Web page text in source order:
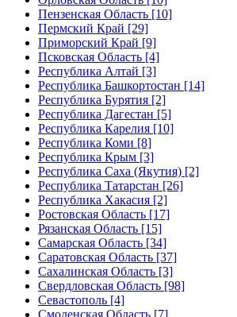
Пензенская Область [10]
Пермский Край [29]
Приморский Край [9]
Псковская Область [4]
Республика Алтай [3]
Республика Башкортостан [14]
Республика Бурятия [2]
Республика Дагестан [5]
Республика Карелия [10]
Республика Коми [8]
Республика Крым [3]
Республика Саха (Якутия) [2]
Республика Татарстан [26]
Республика Хакасия [2]
Ростовская Область [17]
Рязанская Область [15]
Самарская Область [34]
Саратовская Область [37]
Сахалинская Область [3]
Свердловская Область [98]
Севастополь [4]
Смоленская Область [7]